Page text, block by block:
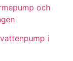
och
i